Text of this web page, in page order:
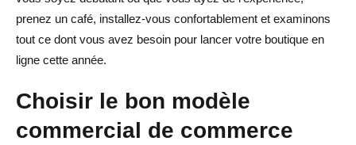
ma boutique en ligne ?
Pourquoi l'optimisation mobile est-elle importante pour
ma boutique en ligne ?
Comment puis-je améliorer le taux de conversion de ma
boutique en ligne ?
prenez un café, installez-vous confortablement et examinons
tout ce dont vous avez besoin pour lancer votre boutique en
ligne cette année.
Choisir le bon modèle
commercial de commerce